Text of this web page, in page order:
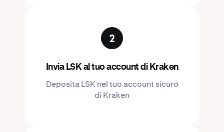
Invia LSK al tuo account di Kraken
Deposita LSK nel tuo account sicuro
di Kraken